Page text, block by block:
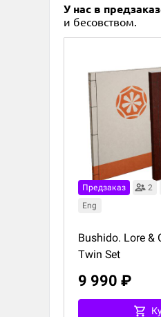
У нас в
и бесовством.
Предзаказ 2
Eng
Bushido. Lore &
Twin Set
9 990 ₽